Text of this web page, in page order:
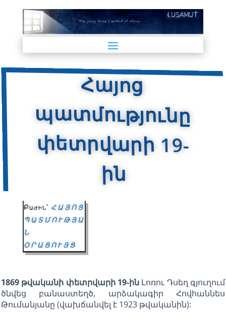
Հայոց
պատմությունը
փետրվարի 19-
ին
Բաժին՝ ՀԱՅՈՑ
ՊԱՏՄՈՒԹՅԱ
Ն
ՕՐԱՑՈՒՅՑ
1869 թվականի փետրվարի 19-ին Լոռու Դսեղ գյուղում
ծնվեց բանաստեղծ, արձակագիր Հովհաննես
Թումանյանը (վախճանվել է 1923 թվականին):